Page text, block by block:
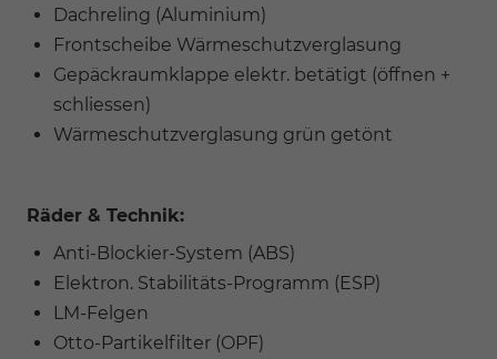
Dachreling (Aluminium)
Frontscheibe Wärmeschutzverglasung
Gepäckraumklappe elektr. betätigt (öffnen +
schliessen)
Wärmeschutzverglasung grün getönt
Räder & Technik:
Anti-Blockier-System (ABS)
Elektron. Stabilitäts-Programm (ESP)
LM-Felgen
Otto-Partikelfilter (OPF)